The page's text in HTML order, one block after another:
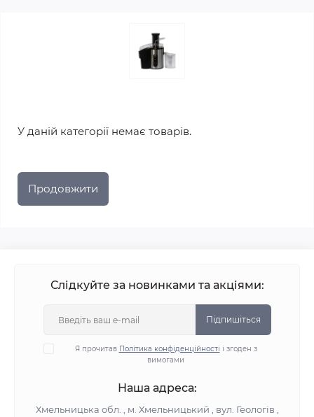
У даній категорії немає товарів.
Продовжити
Слідкуйте за новинками та акціями:
Підпишіться
Я прочитав Політика конфіденційності і згоден з
вимогами
Наша адреса:
Хмельницька обл. , м. Хмельницький , вул. Геологів ,